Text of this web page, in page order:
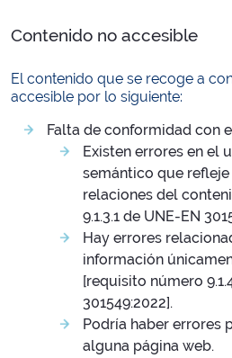
Contenido no accesible
El contenido que se recoge a
accesible por lo siguiente:
Falta de conformidad con
Existen errores en el
semántico que
relaciones del
9.1.3.1 de UNE-EN
Hay errores
información
[requisito número
301549:2022].
Podría haber errores
alguna página web.